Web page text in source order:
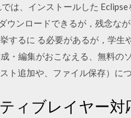
は、インストールした
ウンロードできるが，残念な
するに る必要があるが，学
・編集がおこなえる、無料の
ト追加や、ファイル保存）
ィブレイヤー対